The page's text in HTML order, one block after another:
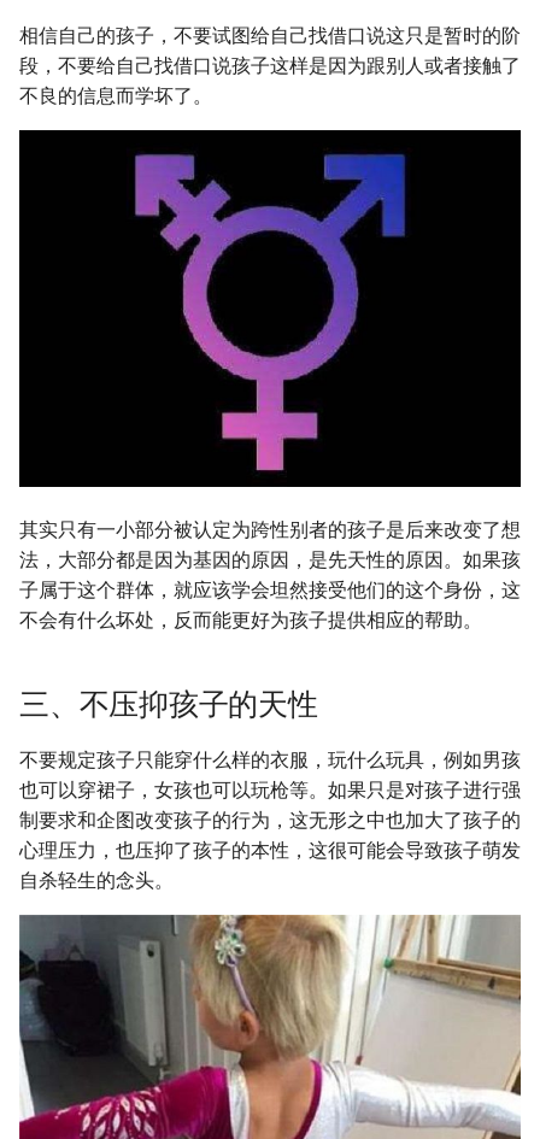
相信自己的孩子，不要试图给自己找借口说这只是暂时的阶
段，不要给自己找借口说孩子这样是因为跟别人或者接触了
不良的信息而学坏了。
其实只有一小部分被认定为跨性别者的孩子是后来改变了想
法，大部分都是因为基因的原因，是先天性的原因。如果孩
子属于这个群体，就应该学会坦然接受他们的这个身份，这
不会有什么坏处，反而能更好为孩子提供相应的帮助。
三、不压抑孩子的天性
不要规定孩子只能穿什么样的衣服，玩什么玩具，例如男孩
也可以穿裙子，女孩也可以玩枪等。如果只是对孩子进行强
制要求和企图改变孩子的行为，这无形之中也加大了孩子的
心理压力，也压抑了孩子的本性，这很可能会导致孩子萌发
自杀轻生的念头。